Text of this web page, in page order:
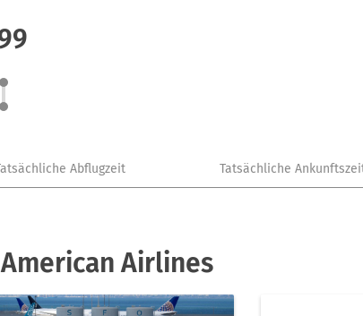
Abflugzeit Tatsächliche
Airlines